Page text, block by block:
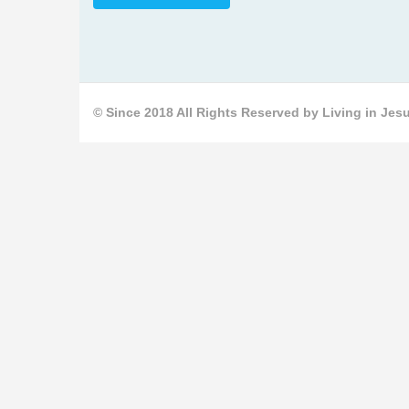
© Since 2018 All Rights Reserved by Living in